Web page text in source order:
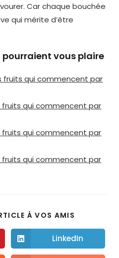
Car chaque bouchée
qui mérite d’être
pourraient vous plaire
fruits qui commencent par
fruits qui commencent par
fruits qui commencent par
fruits qui commencent par
À VOS AMIS
LinkedIn